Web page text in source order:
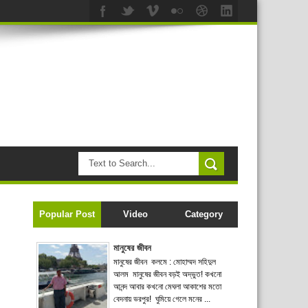
Popular Post Video Category
মানুষের জীবন
মানুষের জীবন কলমে : মোহাম্মদ সহিদুল
আলম মানুষের জীবন বড়ই অদ্ভুত! কখনো
আনন্দ আবার কখনো মেঘলা আকাশের মতো
বেদনায় ভরপুর! ঘুমিয়ে গেলে মনের ...